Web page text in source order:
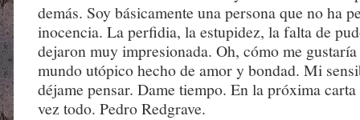
demás. Soy básicamente una persona que no ha
inocencia. La perfidia, la estupidez, la falta de
dejaron muy impresionada. Oh, cómo me
mundo utópico hecho de amor y bondad. Mi
déjame pensar. Dame tiempo. En la próxima
vez todo. Pedro Redgrave.